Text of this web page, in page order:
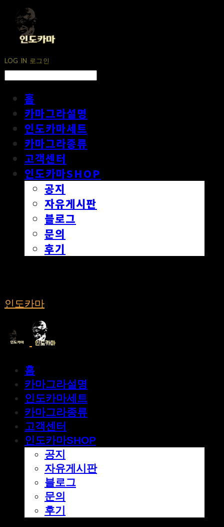
LOG IN 로그인
홈
카마그라설명
인도카마세트
카마그라종류
고객센터
인도카마SHOP
공지
자유게시판
블로그
문의
후기
인도카마
홈
카마그라설명
인도카마세트
카마그라종류
고객센터
인도카마SHOP
공지
자유게시판
블로그
문의
후기